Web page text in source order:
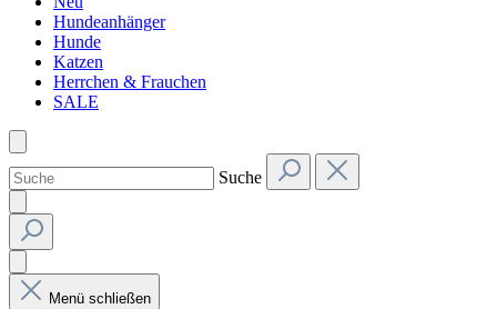
Hundeanhänger
Hunde
Katzen
Herrchen & Frauchen
SALE
Suche
Menü schließen